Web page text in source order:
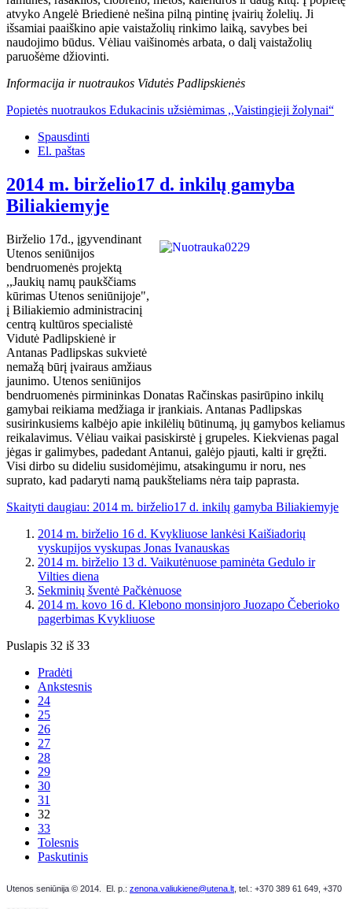
atvyko Angelė Briedienė nešina pilną pintinę įvairių žolelių. Ji
išsamiai paaiškino apie vaistažolių rinkimo laiką, savybes bei
naudojimo būdus. Vėliau vaišinomės arbata, o dalį vaistažolių
paruošėme džiovinti.
Informacija ir nuotraukos Vidutės Padlipskienės
Popietės nuotraukos Edukacinis užsiėmimas ,,Vaistingieji žolynai“
Spausdinti
El. paštas
2014 m. birželio17 d. inkilų gamyba
Biliakiemyje
Birželio 17d., įgyvendinant
Utenos seniūnijos
bendruomenės projektą
,,Jaukių namų paukščiams
kūrimas Utenos seniūnijoje",
į Biliakiemio administracinį
centrą kultūros specialistė
Vidutė Padlipskienė ir
Antanas Padlipskas sukvietė
nemažą būrį įvairaus amžiaus
jaunimo. Utenos seniūnijos
bendruomenės pirmininkas Donatas Račinskas pasirūpino inkilų
gamybai reikiama medžiaga ir įrankiais. Antanas Padlipskas
susirinkusiems kalbėjo apie inkilėlių būtinumą, jų gamybos keliamus
reikalavimus. Vėliau vaikai pasiskirstė į grupeles. Kiekvienas pagal
jėgas ir galimybes, padedant Antanui, galėjo pjauti, kalti ir gręžti.
Visi dirbo su dideliu susidomėjimu, atsakingumu ir noru, nes
suprato, kad padaryti namą paukšteliams nėra taip paprasta.
Skaityti daugiau: 2014 m. birželio17 d. inkilų gamyba Biliakiemyje
2014 m. birželio 16 d. Kvykliuose lankėsi Kaišiadorių
vyskupijos vyskupas Jonas Ivanauskas
2014 m. birželio 13 d. Vaikutėnuose paminėta Gedulo ir
Vilties diena
Sekminių šventė Pačkėnuose
2014 m. kovo 16 d. Klebono monsinjoro Juozapo Čeberioko
pagerbimas Kvykliuose
Puslapis 32 iš 33
Pradėti
Ankstesnis
24
25
26
27
28
29
30
31
32
33
Tolesnis
Paskutinis
Utenos seniūnija © 2014. El. p.: zenona.valiukiene@utena.lt , tel.: +370 389 61 649, +370